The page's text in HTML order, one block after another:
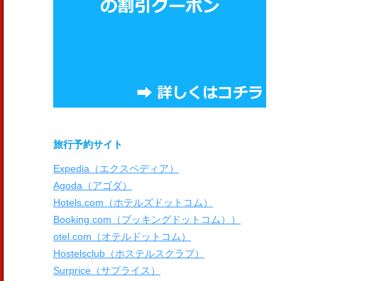
旅行予約サイト
Expedia（エクスペディア）
Agoda（アゴダ）
Hotels.com（ホテルズドットコム）
Booking.com（ブッキングドットコム））
otel.com（オテルドットコム）
Hostelsclub（ホステルスクラブ）
Surprice（サプライス）